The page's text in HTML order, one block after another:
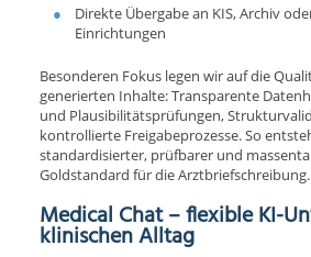
Direkte Übergabe an KIS, Archiv
Einrichtungen
Besonderen Fokus legen wir auf die
generierten Inhalte: Transparente
und Plausibilitätsprüfungen,
kontrollierte Freigabeprozesse. So
standardisierter, prüfbarer und
Goldstandard für die Arztbriefschreibung.
Medical Chat – flexible KI-
klinischen Alltag